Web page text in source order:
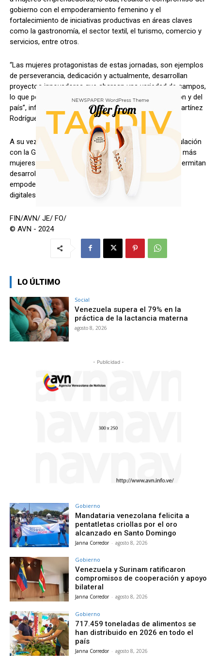
gobierno con el empoderamiento femenino y el
fortalecimiento de iniciativas productivas en áreas claves
como la gastronomía, el sector textil, el turismo, comercio y
servicios, entre otros.
“Las mujeres protagonistas de estas jornadas, son ejemplos
de perseverancia, dedicación y actualmente, desarrollan
proyectos innovadores que abarcan una variedad de campos,
lo que permite la diversidad de la economía en la región y del
país”, informó la gerente regional del Inces, Eneyda Martínez
Rodríguez.
A su vez afirmó que el compromiso del Inces en vinculación
con la Gran Misión Venezuela Mujer es garantizar que más
mujeres en Falcón accedan a oportunidades que les permitan
desarrollarse, priorizando la educación para su
empoderamiento y además promoviendo alternativas
digitales y tecnológicas.
FIN/AVN/ JE/ FO/
© AVN - 2024
LO ÚLTIMO
Social
Venezuela supera el 79% en la
práctica de la lactancia materna
agosto 8, 2026
- Publicidad -
Gobierno
Mandataria venezolana felicita a
pentatletas criollas por el oro
alcanzado en Santo Domingo
Janna Corredor - agosto 8, 2026
Gobierno
Venezuela y Surinam ratificaron
compromisos de cooperación y apoyo
bilateral
Janna Corredor - agosto 8, 2026
Gobierno
717.459 toneladas de alimentos se
han distribuido en 2026 en todo el
país
Janna Corredor - agosto 8, 2026